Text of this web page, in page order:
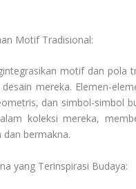
Motif Tradisional:
motif dan pola
mereka. Elemen-
dan simbol-simbol
koleksi mereka,
dan bermakna.
yang Terinspirasi Budaya: